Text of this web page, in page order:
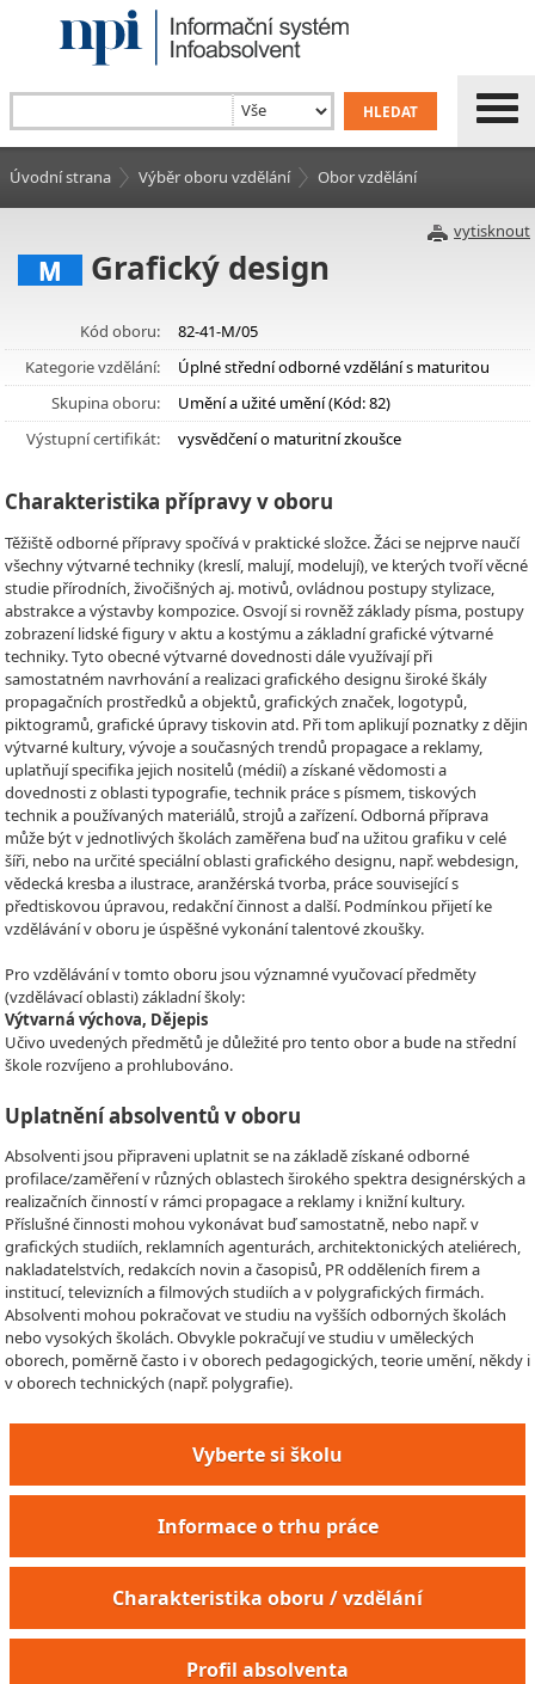
Úvodní strana Výběr oboru vzdělání Obor vzdělání
vytisknout
M Grafický design
Kód oboru:
82-41-M/05
Kategorie vzdělání:
Úplné střední odborné vzdělání s maturitou
Skupina oboru:
Umění a užité umění (Kód: 82)
Výstupní certifikát:
vysvědčení o maturitní zkoušce
Charakteristika přípravy v oboru
Těžiště odborné přípravy spočívá v praktické složce. Žáci se nejprve naučí
všechny výtvarné techniky (kreslí, malují, modelují), ve kterých tvoří věcné
studie přírodních, živočišných aj. motivů, ovládnou postupy stylizace,
abstrakce a výstavby kompozice. Osvojí si rovněž základy písma, postupy
zobrazení lidské figury v aktu a kostýmu a základní grafické výtvarné
techniky. Tyto obecné výtvarné dovednosti dále využívají při
samostatném navrhování a realizaci grafického designu široké škály
propagačních prostředků a objektů, grafických značek, logotypů,
piktogramů, grafické úpravy tiskovin atd. Při tom aplikují poznatky z dějin
výtvarné kultury, vývoje a současných trendů propagace a reklamy,
uplatňují specifika jejich nositelů (médií) a získané vědomosti a
dovednosti z oblasti typografie, technik práce s písmem, tiskových
technik a používaných materiálů, strojů a zařízení. Odborná příprava
může být v jednotlivých školách zaměřena buď na užitou grafiku v celé
šíři, nebo na určité speciální oblasti grafického designu, např. webdesign,
vědecká kresba a ilustrace, aranžérská tvorba, práce související s
předtiskovou úpravou, redakční činnost a další. Podmínkou přijetí ke
vzdělávání v oboru je úspěšné vykonání talentové zkoušky.
Pro vzdělávání v tomto oboru jsou významné vyučovací předměty
(vzdělávací oblasti) základní školy:
Výtvarná výchova, Dějepis
Učivo uvedených předmětů je důležité pro tento obor a bude na střední
škole rozvíjeno a prohlubováno.
Uplatnění absolventů v oboru
Absolventi jsou připraveni uplatnit se na základě získané odborné
profilace/zaměření v různých oblastech širokého spektra designérských a
realizačních činností v rámci propagace a reklamy i knižní kultury.
Příslušné činnosti mohou vykonávat buď samostatně, nebo např. v
grafických studiích, reklamních agenturách, architektonických ateliérech,
nakladatelstvích, redakcích novin a časopisů, PR odděleních firem a
institucí, televizních a filmových studiích a v polygrafických firmách.
Absolventi mohou pokračovat ve studiu na vyšších odborných školách
nebo vysokých školách. Obvykle pokračují ve studiu v uměleckých
oborech, poměrně často i v oborech pedagogických, teorie umění, někdy i
v oborech technických (např. polygrafie).
Vyberte si školu
Informace o trhu práce
Charakteristika oboru / vzdělání
Profil absolventa